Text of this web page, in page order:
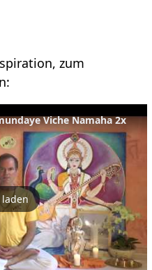
zum
Viche Namaha 2x
laden